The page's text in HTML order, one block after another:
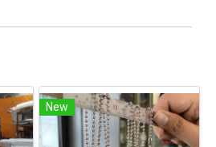
New